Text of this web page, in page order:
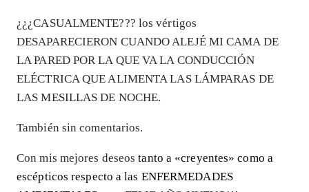
¿¿¿CASUALMENTE??? los vértigos
DESAPARECIERON CUANDO ALEJÉ MI CAMA DE
LA PARED POR LA QUE VA LA CONDUCCIÓN
ELÉCTRICA QUE ALIMENTA LAS LÁMPARAS DE
LAS MESILLAS DE NOCHE.
También sin comentarios.
Con mis mejores deseos tanto a «creyentes» como a
escépticos respecto a las ENFERMEDADES